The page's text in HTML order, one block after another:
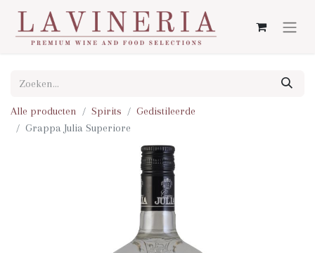
Alle producten Spirits
Gedistileerde
Grappa Julia Superiore